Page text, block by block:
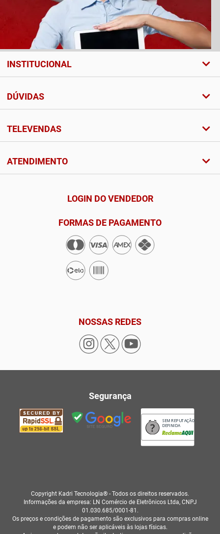
INSTITUCIONAL
DÚVIDAS
TELEVENDAS
ATENDIMENTO
LOGIN DO VENDEDOR
FORMAS DE PAGAMENTO
NOSSAS REDES
Segurança
SEM REPUTAÇÃO
DEFINIDA
Copyright Kadri Tecnologia® - Todos os direitos reservados.
Informações da empresa: LN Comércio de Eletrônicos Ltda, CNPJ
01.030.685/0001-81.
Os preços e condições de pagamento são exclusivos para compras online
e podem não ser aplicáveis às lojas físicas.